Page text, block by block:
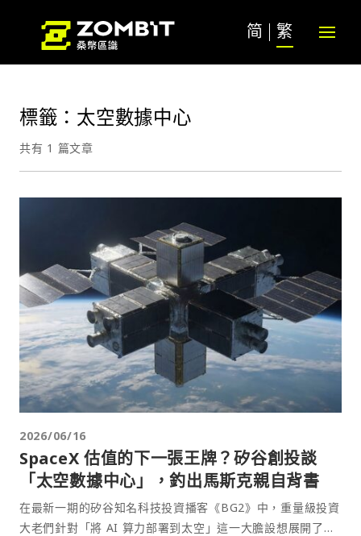
简 繁
標籤：太空數據中心
共有 1 篇文章
2026/06/16
SpaceX 估值的下一張王牌？矽谷創投談
「太空數據中心」，釣出馬斯克親自背書
在最新一期的矽谷知名科技投資播客《BG2》中，重量級投資
大老們針對「將 AI 算力部署到太空」這一大膽設想展開了深